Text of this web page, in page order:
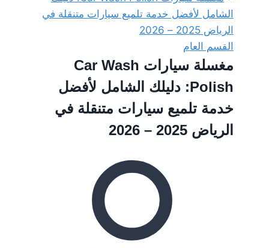
القسم العام
مغسلة سيارات Car Wash
Polish: دليلك الشامل لأفضل
خدمة تلميع سيارات متنقلة في
الرياض 2025 – 2026